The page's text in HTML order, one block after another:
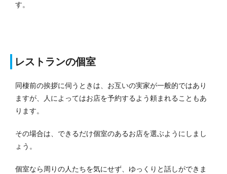
す。
レストランの個室
同棲前の挨拶に伺うときは、お互いの実家が一般的ではあり
ますが、人によってはお店を予約するよう頼まれることもあ
ります。
その場合は、できるだけ個室のあるお店を選ぶようにしまし
ょう。
個室なら周りの人たちを気にせず、ゆっくりと話しができま